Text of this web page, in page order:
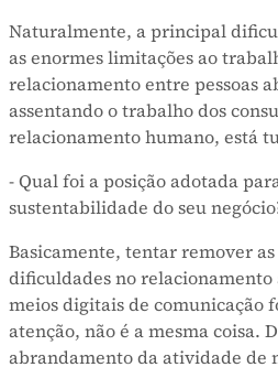
Naturalmente, a principal
as enormes limitações ao
relacionamento entre pessoas
assentando o trabalho dos
relacionamento humano, está
- Qual foi a posição adotada
sustentabilidade do seu
Basicamente, tentar remover
dificuldades no
meios digitais de comunicação
atenção, não é a mesma coisa.
abrandamento da atividade de